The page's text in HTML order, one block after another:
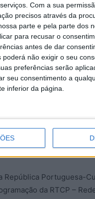
Com a sua
precisos através da
parte e pela parte dos
para recusar o
antes de dar
poderá não exigir o seu
preferências serão
seu consentimento a
inferior da página.
em geral, a primeira
obrigatória, uma vez
dos contactos do
e Caramelo, que
dos E.U.C. (Estados
e corrigir as
de alta tecnologia
ter uma vida
República Portuguesa-
da RTCP –